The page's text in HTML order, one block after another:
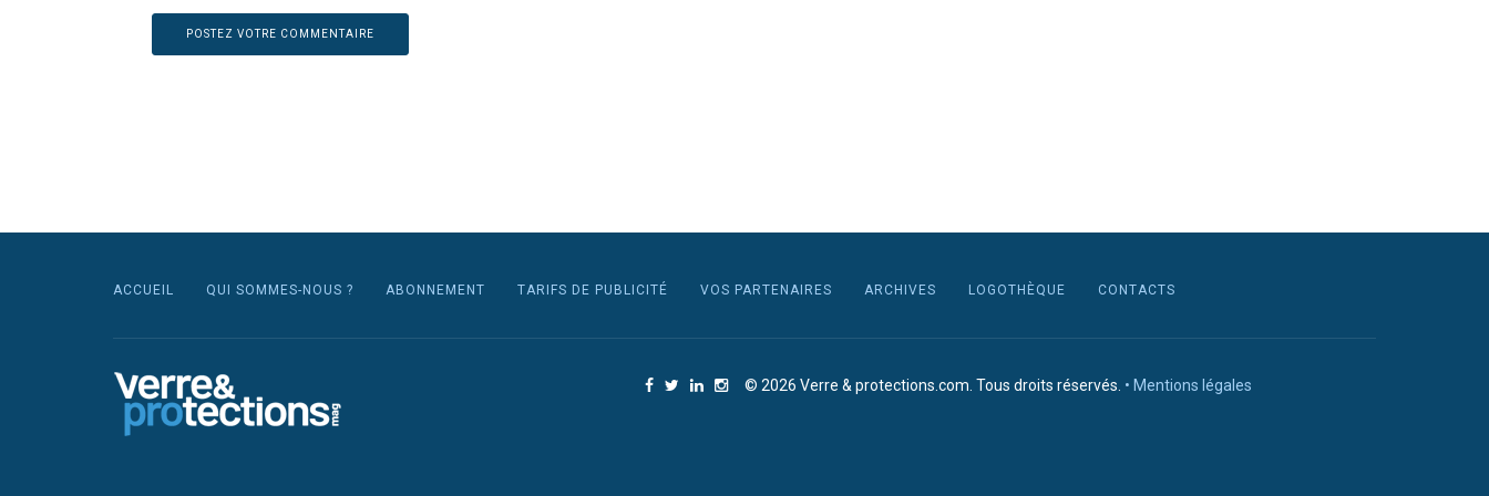
ACCUEIL QUI SOMMES-NOUS ? ABONNEMENT TARIFS DE PUBLICITÉ VOS PARTENAIRES ARCHIVES LOGOTHÈQUE CONTACTS
© 2026 Verre & protections.com. Tous droits réservés. • Mentions légales